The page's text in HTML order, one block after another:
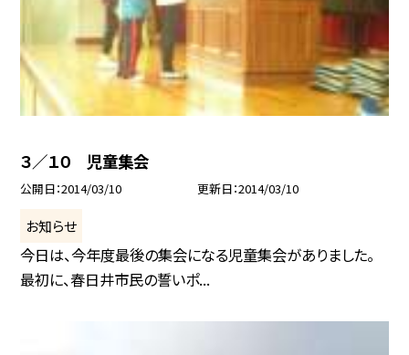
３／１０ 児童集会
公開日 2014/03/10 更新日 2014/03/10
お知らせ
今日は、今年度最後の集会になる児童集会がありました。
最初に、春日井市民の誓いポ...